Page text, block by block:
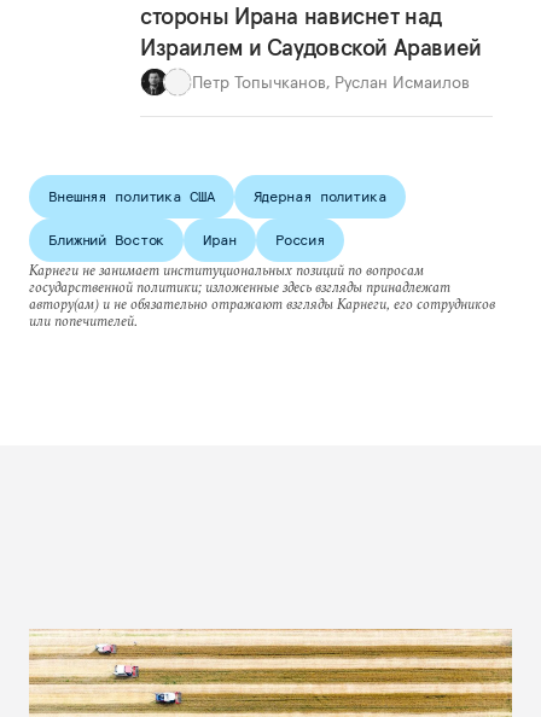
стороны Ирана нависнет над
Израилем и Саудовской Аравией
Петр Топычканов, Руслан Исмаилов
Внешняя политика США Ядерная политика
Ближний Восток Иран
Россия
Карнеги не занимает институциональных позиций по вопросам
государственной политики; изложенные здесь взгляды принадлежат
автору(ам) и не обязательно отражают взгляды Карнеги, его сотрудников
или попечителей.